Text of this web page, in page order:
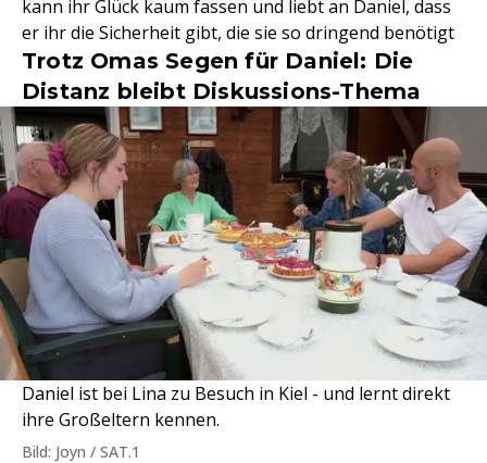
kann ihr Glück kaum fassen und liebt an Daniel, dass
er ihr die Sicherheit gibt, die sie so dringend benötigt
Trotz Omas Segen für Daniel: Die
Distanz bleibt Diskussions-Thema
Daniel ist bei Lina zu Besuch in Kiel - und lernt direkt
ihre Großeltern kennen.
Bild: Joyn / SAT.1